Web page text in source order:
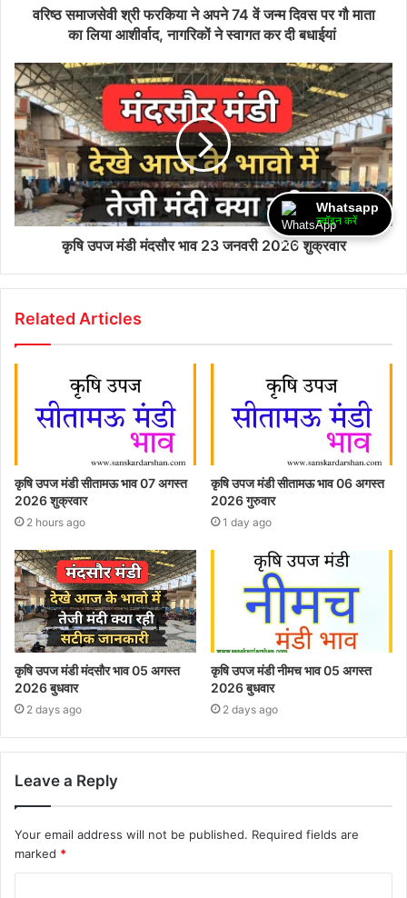
वरिष्ठ समाजसेवी श्री फरकिया ने अपने 74 वें जन्म दिवस पर गौ माता
का लिया आशीर्वाद, नागरिकों ने स्वागत कर दी बधाईयां
कृषि उपज मंडी मंदसौर भाव 23 जनवरी 2026 शुक्रवार
Related Articles
कृषि उपज मंडी सीतामऊ भाव 07 अगस्त
2026 शुक्रवार
2 hours ago
कृषि उपज मंडी सीतामऊ भाव 06 अगस्त
2026 गुरुवार
1 day ago
कृषि उपज मंडी मंदसौर भाव 05 अगस्त
2026 बुधवार
2 days ago
कृषि उपज मंडी नीमच भाव 05 अगस्त
2026 बुधवार
2 days ago
Leave a Reply
Your email address will not be published. Required fields are
marked *
Whatsapp
ज्वॉइन करें